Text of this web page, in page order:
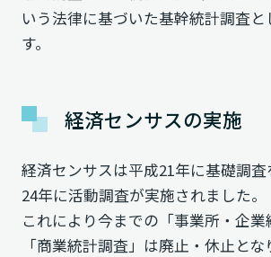
いう法律に基づいた基幹統計調査と
す。
経済センサスの実施
経済センサスは平成21年に基礎調
24年に活動調査が実施されました。
これにより今までの「事業所・企
「商業統計調査」は廃止・休止とな